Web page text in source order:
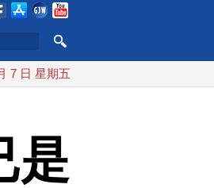
光首結合城鎮演習 AIT連續發文讚「韌
7 日 星期五
是